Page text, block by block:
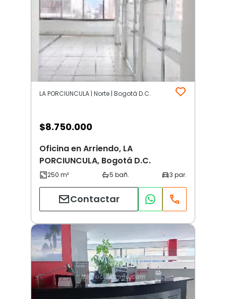
LA PORCIUNCULA | Norte | Bogotá D.C.
$8.750.000
Oficina en Arriendo, LA
PORCIUNCULA, Bogotá D.C.
Contactar